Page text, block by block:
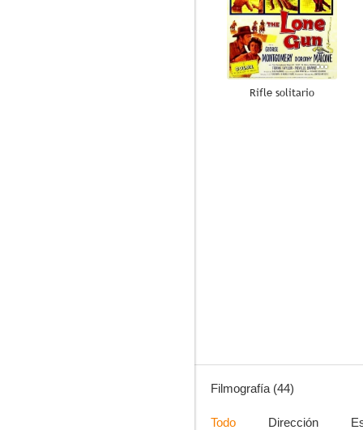
Rifle solitario
Filmografía (44)
Todo Dirección